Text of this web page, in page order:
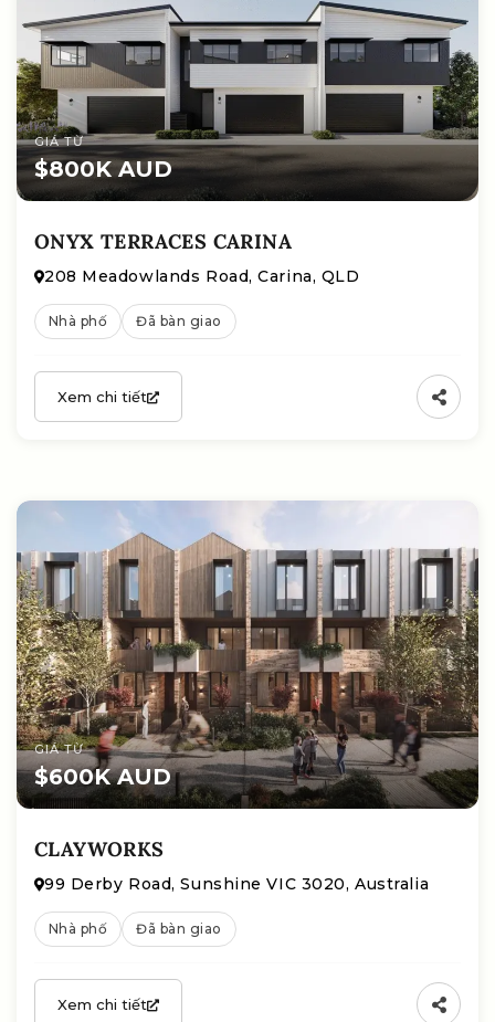
GIÁ TỪ
$800K AUD
ONYX TERRACES CARINA
208 Meadowlands Road, Carina, QLD
Nhà phố Đã bàn giao
Xem chi tiết
GIÁ TỪ
$600K AUD
CLAYWORKS
99 Derby Road, Sunshine VIC 3020, Australia
Nhà phố Đã bàn giao
Xem chi tiết